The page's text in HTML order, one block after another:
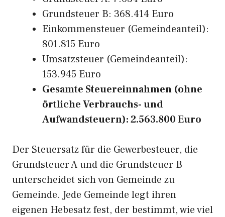
Grundsteuer B: 368.414 Euro
Einkommensteuer (Gemeindeanteil):
801.815 Euro
Umsatzsteuer (Gemeindeanteil):
153.945 Euro
Gesamte Steuereinnahmen (ohne
örtliche Verbrauchs- und
Aufwandsteuern): 2.563.800 Euro
Der Steuersatz für die Gewerbesteuer, die
Grundsteuer A und die Grundsteuer B
unterscheidet sich von Gemeinde zu
Gemeinde. Jede Gemeinde legt ihren
eigenen Hebesatz fest, der bestimmt, wie viel